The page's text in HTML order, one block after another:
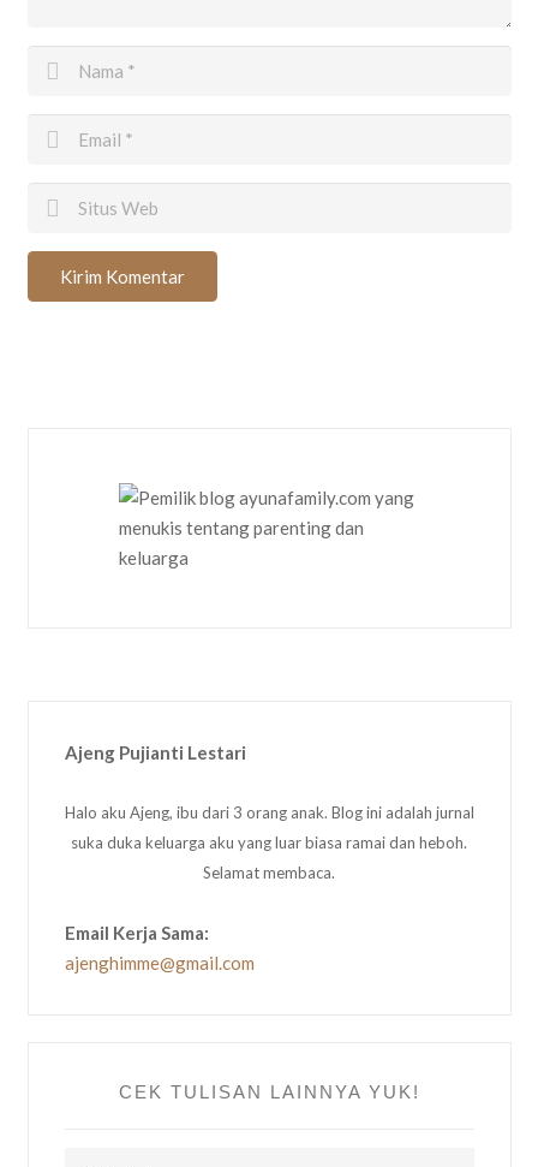
Kirim Komentar
Ajeng Pujianti Lestari
Halo aku Ajeng, ibu dari 3 orang anak. Blog ini adalah jurnal
suka duka keluarga aku yang luar biasa ramai dan heboh.
Selamat membaca.
Email Kerja Sama:
ajenghimme@gmail.com
CEK TULISAN LAINNYA YUK!